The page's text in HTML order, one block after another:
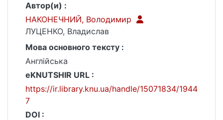
Автор(и) :
НАКОНЕЧНИЙ, Володимир
ЛУЦЕНКО, Владислав
Мова основного тексту :
Англійська
eKNUTSHIR URL :
https://ir.library.knu.ua/handle/15071834/1944
7
DOI :